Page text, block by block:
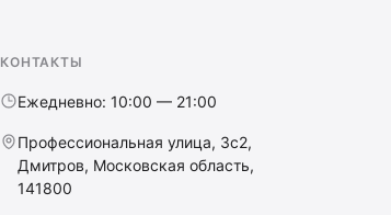
КОНТАКТЫ
Ежедневно: 10:00 — 21:00
Профессиональная улица, 3с2,
Дмитров, Московская область,
141800